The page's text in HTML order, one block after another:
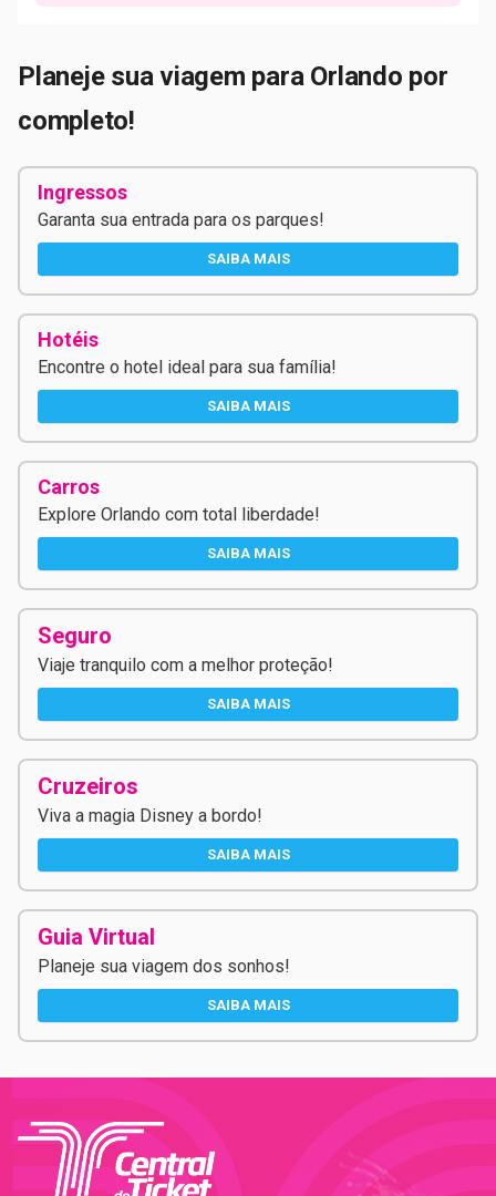
Planeje sua viagem para Orlando por
completo!
Ingressos
Garanta sua entrada para os parques!
SAIBA MAIS
Hotéis
Encontre o hotel ideal para sua família!
SAIBA MAIS
Carros
Explore Orlando com total liberdade!
SAIBA MAIS
Seguro
Viaje tranquilo com a melhor proteção!
SAIBA MAIS
Cruzeiros
Viva a magia Disney a bordo!
SAIBA MAIS
Guia Virtual
Planeje sua viagem dos sonhos!
SAIBA MAIS